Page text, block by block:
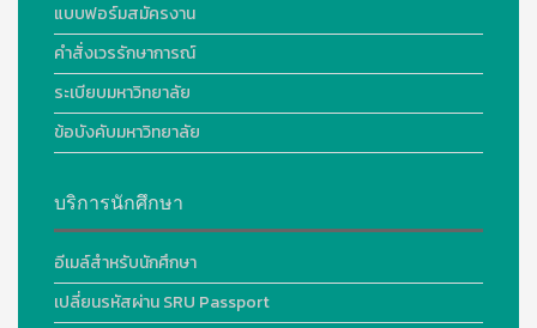
แบบฟอร์มสมัครงาน
คำสั่งเวรรักษาการณ์
ระเบียบมหาวิทยาลัย
ข้อบังคับมหาวิทยาลัย
บริการนักศึกษา
อีเมล์สำหรับนักศึกษา
เปลี่ยนรหัสผ่าน SRU Passport